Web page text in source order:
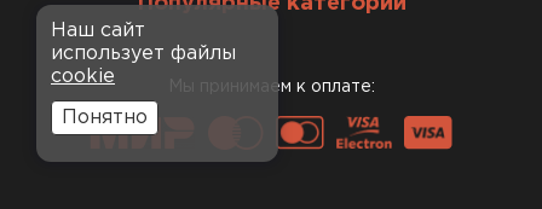
Популярные категории
Мы принимаем к оплате:
Наш сайт
использует файлы
cookie
Понятно